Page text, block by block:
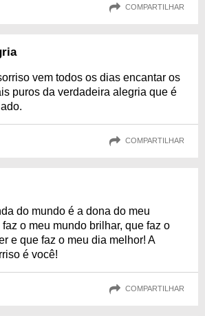
COMPARTILHAR
vem todos os dias encantar os
puros da verdadeira alegria que é
COMPARTILHAR
do mundo é a dona do meu
o meu mundo brilhar, que faz o
e que faz o meu dia melhor! A
é você!
COMPARTILHAR